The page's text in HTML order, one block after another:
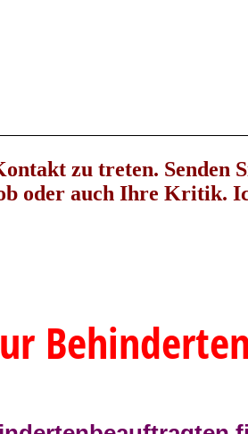
zu treten. Senden
oder auch Ihre Kritik.